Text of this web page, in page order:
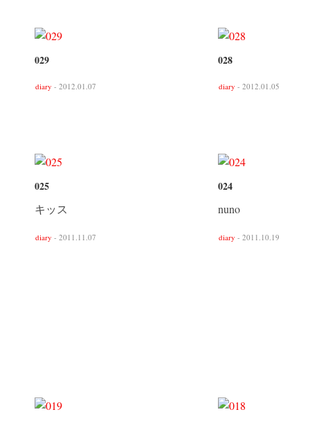
029
diary - 2012.01.07
028
diary - 2012.01.05
025
キッス
diary - 2011.11.07
024
nuno
diary - 2011.10.19